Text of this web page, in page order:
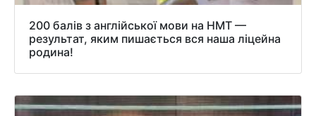
200 балів з англійської мови на НМТ —
результат, яким пишається вся наша ліцейна
родина!